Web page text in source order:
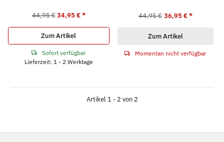
44,95 € 34,95 €*
Zum Artikel
Sofort verfügbar
Lieferzeit: 1 - 2 Werktage
44,95 € 36,95 €*
Zum Artikel
Momentan nicht verfügbar
Artikel 1 - 2 von 2